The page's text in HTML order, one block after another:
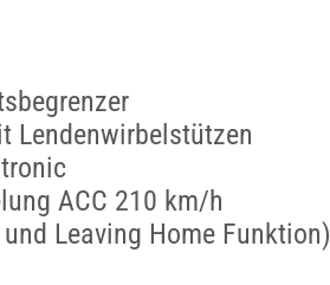
Lendenwirbelstützen
ACC 210 km/h
Leaving Home Funktion)